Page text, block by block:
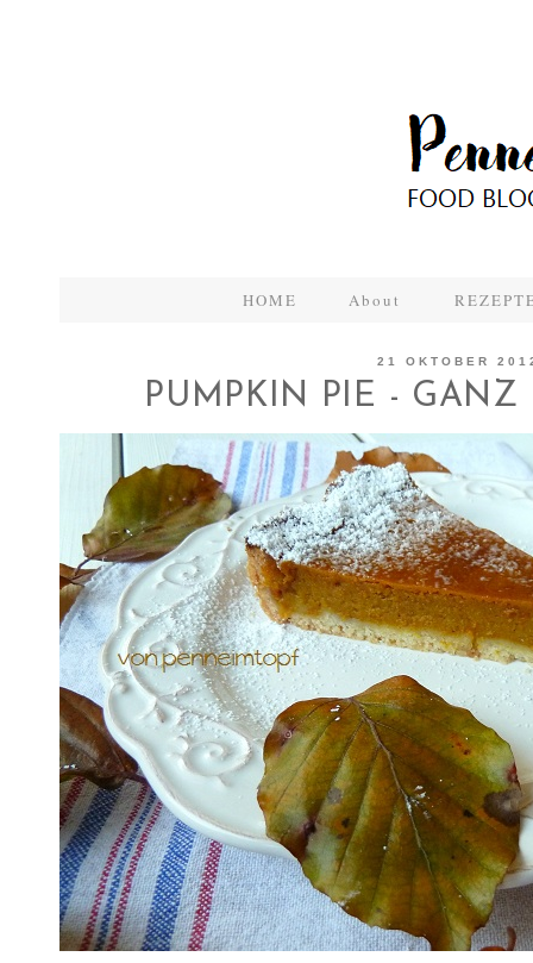
HOME About
21 OKTOBER
PUMPKIN PIE - GANZ